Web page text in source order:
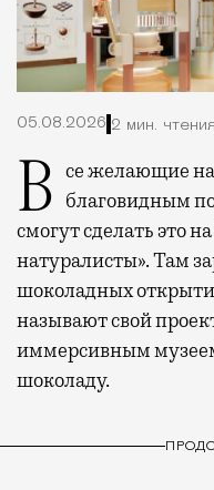
05.08.2026 2 мин. чтения
Все желающие набрать калорий к зиме под благовидным
смогут сделать это
натуралисты». Там
шоколадных
называют свой
иммерсивным
шоколаду.